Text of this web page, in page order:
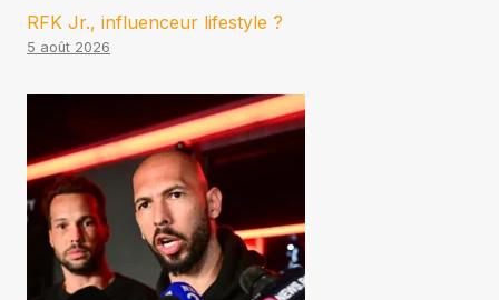
RFK Jr., influenceur lifestyle ?
5 août 2026